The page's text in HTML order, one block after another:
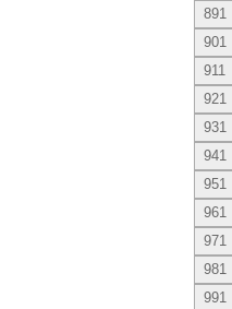
891
901
911
921
931
941
951
961
971
981
991